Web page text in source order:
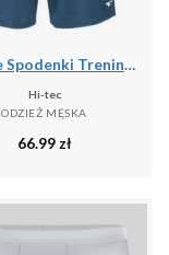
Męskie Spodenki Treningowe Hisam
Hi-tec
ODZIEŻ MĘSKA
66.99 zł